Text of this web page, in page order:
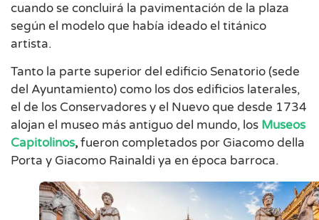
cuando se concluirá la pavimentación de la plaza
según el modelo que había ideado el titánico
artista.
Tanto la parte superior del edificio Senatorio (sede
del Ayuntamiento) como los dos edificios laterales,
el de los Conservadores y el Nuevo que desde 1734
alojan el museo más antiguo del mundo, los Museos
Capitolinos,fueron completados por Giacomo della
Porta y Giacomo Rainaldi ya en época barroca.